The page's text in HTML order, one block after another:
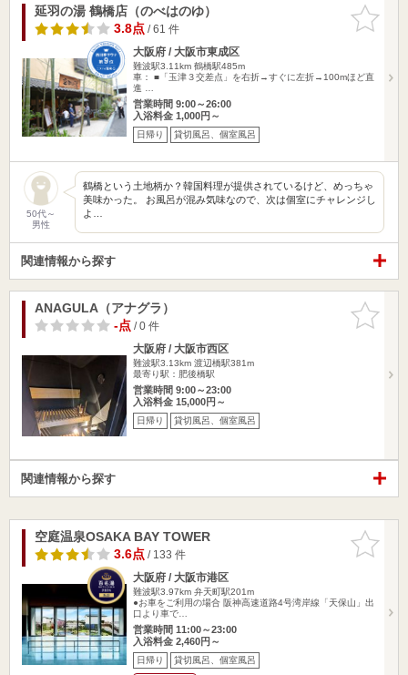
お気に入
りに追加
延羽の湯 鶴橋店（のべはのゆ）
3.8点/ 61 件
大阪府 / 大阪市東成区
難波駅3.11km 鶴橋駅485m
車： ■「玉津３交差点」を右折→すぐに左折→100mほど直
進 …
営業時間 9:00～26:00
入浴料金 1,000円～
日帰り 貸切風呂、個室風呂
50代～
男性
鶴橋という土地柄か？韓国料理が提供されているけど、めっちゃ
美味かった。 お風呂が混み気味なので、次は個室にチャレンジし
よ…
関連情報から探す
お気に入
りに追加
ANAGULA（アナグラ）
-点/ 0 件
大阪府 / 大阪市西区
難波駅3.13km 渡辺橋駅381m
最寄り駅：肥後橋駅
営業時間 9:00～23:00
入浴料金 15,000円～
日帰り 貸切風呂、個室風呂
関連情報から探す
お気に入
りに追加
空庭温泉OSAKA BAY TOWER
3.6点/ 133 件
大阪府 / 大阪市港区
難波駅3.97km 弁天町駅201m
●お車をご利用の場合 阪神高速道路4号湾岸線「天保山」出
口より車で…
営業時間 11:00～23:00
入浴料金 2,460円～
日帰り 貸切風呂、個室風呂